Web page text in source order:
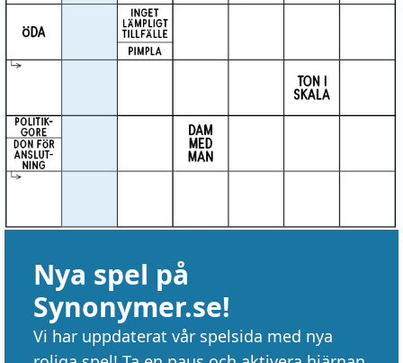
Nya spel på
Synonymer.se!
Vi har uppdaterat vår spelsida med nya